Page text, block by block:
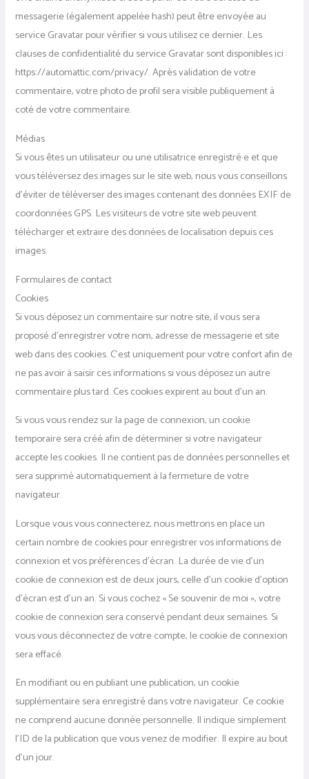
messagerie (également appelée hash) peut être envoyée au
service Gravatar pour vérifier si vous utilisez ce dernier. Les
clauses de confidentialité du service Gravatar sont disponibles ici :
https://automattic.com/privacy/. Après validation de votre
commentaire, votre photo de profil sera visible publiquement à
coté de votre commentaire.
Médias
Si vous êtes un utilisateur ou une utilisatrice enregistré·e et que
vous téléversez des images sur le site web, nous vous conseillons
d’éviter de téléverser des images contenant des données EXIF de
coordonnées GPS. Les visiteurs de votre site web peuvent
télécharger et extraire des données de localisation depuis ces
images.
Formulaires de contact
Cookies
Si vous déposez un commentaire sur notre site, il vous sera
proposé d’enregistrer votre nom, adresse de messagerie et site
web dans des cookies. C’est uniquement pour votre confort afin de
ne pas avoir à saisir ces informations si vous déposez un autre
commentaire plus tard. Ces cookies expirent au bout d’un an.
Si vous vous rendez sur la page de connexion, un cookie
temporaire sera créé afin de déterminer si votre navigateur
accepte les cookies. Il ne contient pas de données personnelles et
sera supprimé automatiquement à la fermeture de votre
navigateur.
Lorsque vous vous connecterez, nous mettrons en place un
certain nombre de cookies pour enregistrer vos informations de
connexion et vos préférences d’écran. La durée de vie d’un
cookie de connexion est de deux jours, celle d’un cookie d’option
d’écran est d’un an. Si vous cochez « Se souvenir de moi », votre
cookie de connexion sera conservé pendant deux semaines. Si
vous vous déconnectez de votre compte, le cookie de connexion
sera effacé.
En modifiant ou en publiant une publication, un cookie
supplémentaire sera enregistré dans votre navigateur. Ce cookie
ne comprend aucune donnée personnelle. Il indique simplement
l’ID de la publication que vous venez de modifier. Il expire au bout
d’un jour.